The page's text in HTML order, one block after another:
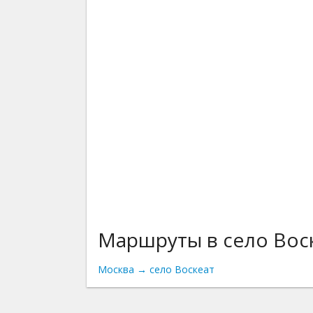
Маршруты в село
Москва → село Воскеат